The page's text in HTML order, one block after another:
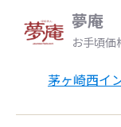
夢庵
お手頃価
茅ヶ崎西イ